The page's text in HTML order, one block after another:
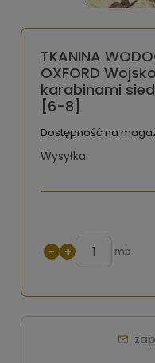
TKANINA
OXFORD
karabinami
[6-8]
Dostępność na
Wysyłka:
− + mb